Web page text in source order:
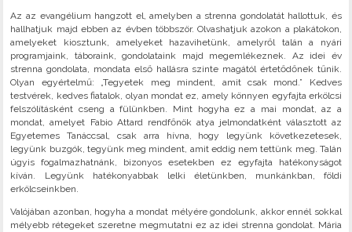
Az az evangélium hangzott el, amelyben a strenna gondolatát hallottuk, és
hallhatjuk majd ebben az évben többször. Olvashatjuk azokon a plakátokon,
amelyeket kiosztunk, amelyeket hazavihetünk, amelyről talán a nyári
programjaink, táboraink, gondolataink majd megemlékeznek. Az idei év
strenna gondolata, mondata első hallásra szinte magától értetődőnek tűnik.
Olyan egyértelmű: „Tegyetek meg mindent, amit csak mond.” Kedves
testvérek, kedves fiatalok, olyan mondat ez, amely könnyen egyfajta erkölcsi
felszólításként cseng a fülünkben. Mint hogyha ez a mai mondat, az a
mondat, amelyet Fabio Attard rendfőnök atya jelmondatként választott az
Egyetemes Tanáccsal, csak arra hívna, hogy legyünk következetesek,
legyünk buzgók, tegyünk meg mindent, amit eddig nem tettünk meg. Talán
úgyis fogalmazhatnánk, bizonyos esetekben ez egyfajta hatékonyságot
kíván. Legyünk hatékonyabbak lelki életünkben, munkánkban, földi
erkölcseinkben.
Valójában azonban, hogyha a mondat mélyére gondolunk, akkor ennél sokkal
mélyebb rétegeket szeretne megmutatni ez az idei strenna gondolat. Mária